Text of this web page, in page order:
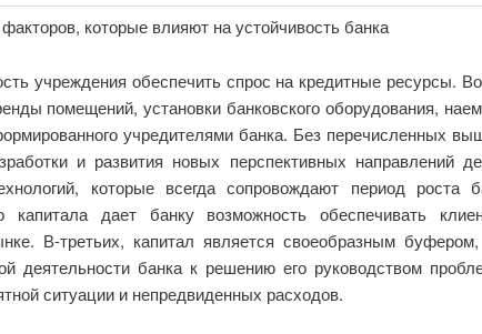
которые влияют на устойчивость банка
учреждения обеспечить спрос на кредитные ресурсы.
помещений, установки банковского оборудования,
учредителями банка. Без перечисленных
и развития новых перспективных направлений
которые всегда сопровождают период роста
капитала дает банку возможность обеспечивать
В-третьих, капитал является своеобразным
деятельности банка к решению его руководством
ситуации и непредвиденных расходов.